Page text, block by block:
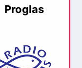
Proglas